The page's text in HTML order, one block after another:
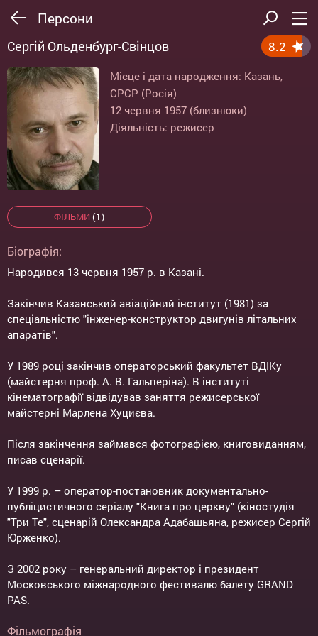
Персони
Сергій Ольденбург-Свінцов 8.2
Місце і дата народження: Казань,
СРСР (Росія)
12 червня 1957 (близнюки)
Діяльність: режисер
ФІЛЬМИ (1)
Біографія:
Народився 13 червня 1957 р. в Казані.
Закінчив Казанський авіаційний інститут (1981) за
спеціальністю "інженер-конструктор двигунів літальних
апаратів".
У 1989 році закінчив операторський факультет ВДІКу
(майстерня проф. А. В. Гальперіна). В інституті
кінематографії відвідував заняття режисерської
майстерні Марлена Хуциєва.
Після закінчення займався фотографією, книговиданням,
писав сценарії.
У 1999 р. – оператор-постановник документально-
публіцистичного серіалу "Книга про церкву" (кіностудія
"Три Те", сценарій Олександра Адабашьяна, режисер Сергій
Юрженко).
З 2002 року – генеральний директор і президент
Московського міжнародного фестивалю балету GRAND
PAS.
Фільмографія